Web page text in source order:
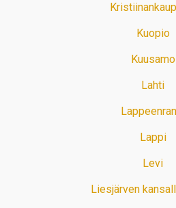
Kuopio
Kuusamo
Lahti
Lappi
Levi
Liesjärven